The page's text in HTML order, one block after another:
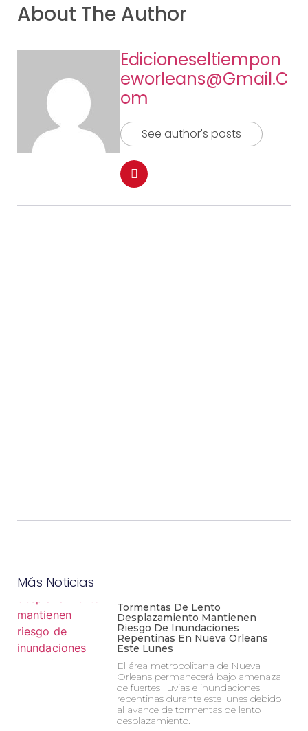
About The Author
Edicioneseltiempon
Eworleans@gmail.c
Om
See author's posts
Más Noticias
Tormentas De Lento
Desplazamiento Mantienen
Riesgo De Inundaciones
Repentinas En Nueva Orleans
Este Lunes
El área metropolitana de Nueva
Orleans permanecerá bajo amenaza
de fuertes lluvias e inundaciones
repentinas durante este lunes debido
al avance de tormentas de lento
desplazamiento.